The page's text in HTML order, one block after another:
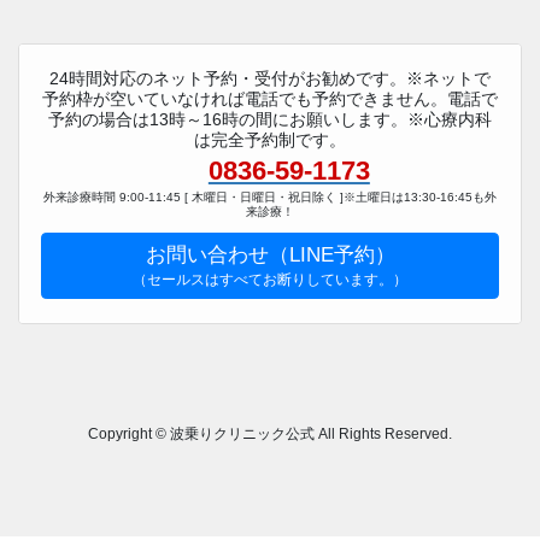
24時間対応のネット予約・受付がお勧めです。※ネットで
予約枠が空いていなければ電話でも予約できません。電話で
予約の場合は13時～16時の間にお願いします。※心療内科
は完全予約制です。
0836-59-1173
外来診療時間 9:00-11:45 [ 木曜日・日曜日・祝日除く ]※土曜日は13:30-16:45も外
来診療！
お問い合わせ（LINE予約）
（セールスはすべてお断りしています。）
Copyright © 波乗りクリニック公式 All Rights Reserved.